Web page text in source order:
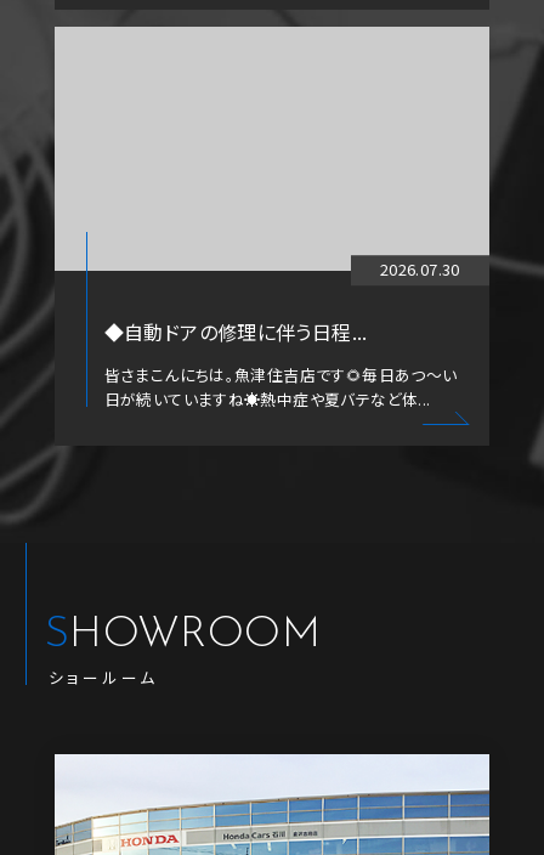
2026.07.30
◆自動ドアの修理に伴う日程...
皆さまこんにちは。魚津住吉店です🌻毎日あつ～い
日が続いていますね☀️熱中症や夏バテなど体...
SHOWROOM
ショールーム